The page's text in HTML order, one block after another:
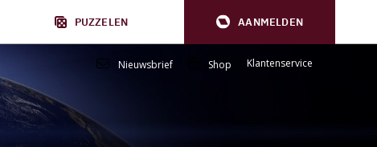
PUZZELEN AANMELDEN
Nieuwsbrief Shop Klantenservice